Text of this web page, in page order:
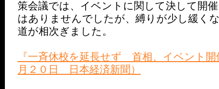
策会議では、イベントに関して決して開
はありませんでしたが、縛りが少し緩く
道が相次ぎました。
『一斉休校を延長せず 首相、イベント開
月２０日 日本経済新聞）